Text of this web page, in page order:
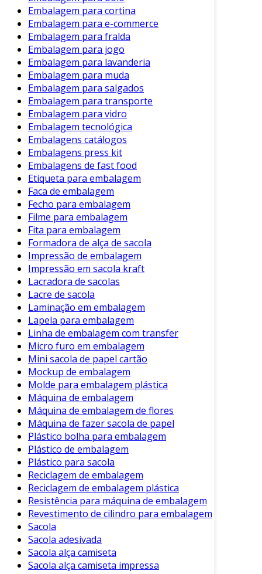
Embalagem para cortina
Embalagem para e-commerce
Embalagem para fralda
Embalagem para jogo
Embalagem para lavanderia
Embalagem para muda
Embalagem para salgados
Embalagem para transporte
Embalagem para vidro
Embalagem tecnológica
Embalagens catálogos
Embalagens press kit
Embalagens de fast food
Etiqueta para embalagem
Faca de embalagem
Fecho para embalagem
Filme para embalagem
Fita para embalagem
Formadora de alça de sacola
Impressão de embalagem
Impressão em sacola kraft
Lacradora de sacolas
Lacre de sacola
Laminação em embalagem
Lapela para embalagem
Linha de embalagem com transfer
Micro furo em embalagem
Mini sacola de papel cartão
Mockup de embalagem
Molde para embalagem plástica
Máquina de embalagem
Máquina de embalagem de flores
Máquina de fazer sacola de papel
Plástico bolha para embalagem
Plástico de embalagem
Plástico para sacola
Reciclagem de embalagem
Reciclagem de embalagem plástica
Resistência para máquina de embalagem
Revestimento de cilindro para embalagem
Sacola
Sacola adesivada
Sacola alça camiseta
Sacola alça camiseta impressa